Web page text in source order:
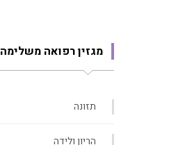
מגזין רפואה משלימה
תזונה
הריון ולידה